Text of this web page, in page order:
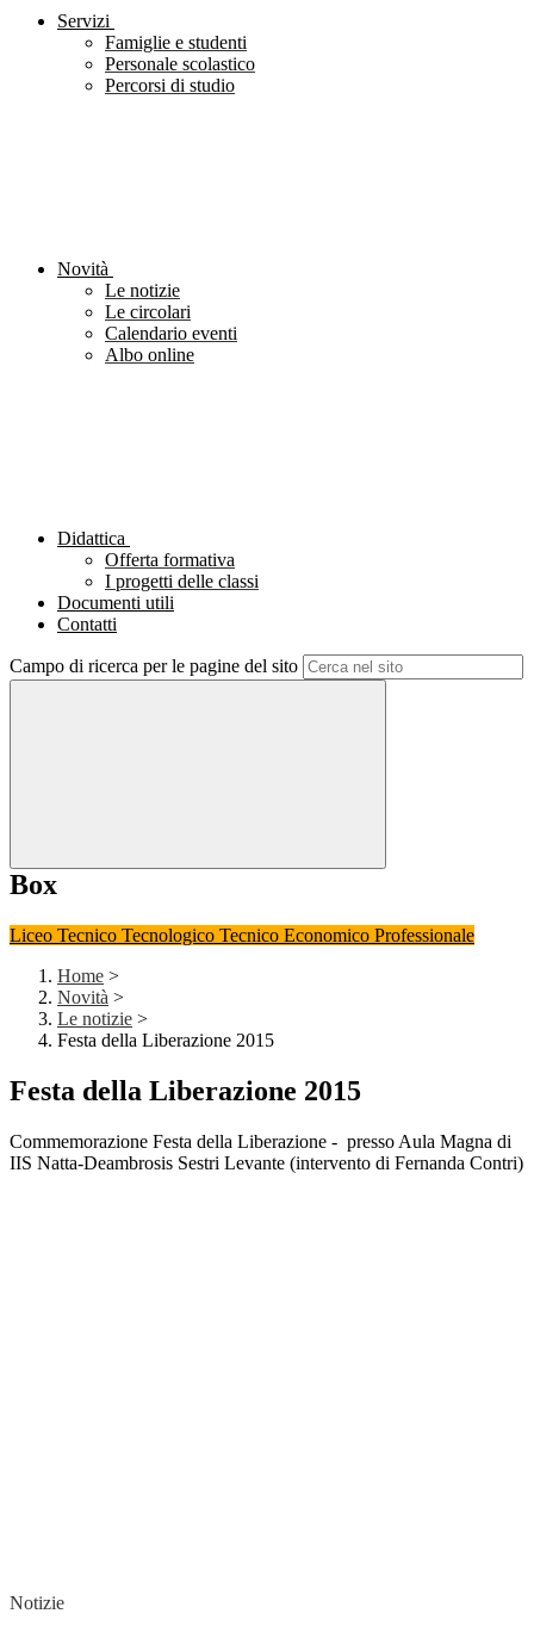
Servizi
Famiglie e studenti
Personale scolastico
Percorsi di studio
Novità
Le notizie
Le circolari
Calendario eventi
Albo online
Didattica
Offerta formativa
I progetti delle classi
Documenti utili
Contatti
Campo di ricerca per le pagine del sito
Box
Liceo Tecnico Tecnologico Tecnico Economico Professionale
Home >
Novità >
Le notizie >
Festa della Liberazione 2015
Festa della Liberazione 2015
Commemorazione Festa della Liberazione - presso Aula Magna di
IIS Natta-Deambrosis Sestri Levante (intervento di Fernanda Contri)
Notizie